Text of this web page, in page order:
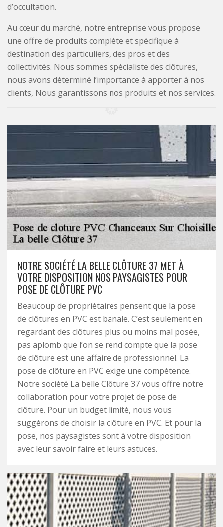
d’occultation.
Au cœur du marché, notre entreprise vous propose
une offre de produits complète et spécifique à
destination des particuliers, des pros et des
collectivités. Nous sommes spécialiste des clôtures,
nous avons déterminé l’importance à apporter à nos
clients, Nous garantissons nos produits et nos services.
NOTRE SOCIÉTÉ LA BELLE CLÔTURE 37 MET À
VOTRE DISPOSITION NOS PAYSAGISTES POUR
POSE DE CLÔTURE PVC
Beaucoup de propriétaires pensent que la pose
de clôtures en PVC est banale. C’est seulement en
regardant des clôtures plus ou moins mal posée,
pas aplomb que l’on se rend compte que la pose
de clôture est une affaire de professionnel. La
pose de clôture en PVC exige une compétence.
Notre société La belle Clôture 37 vous offre notre
collaboration pour votre projet de pose de
clôture. Pour un budget limité, nous vous
suggérons de choisir la clôture en PVC. Et pour la
pose, nos paysagistes sont à votre disposition
avec leur savoir faire et leurs astuces.